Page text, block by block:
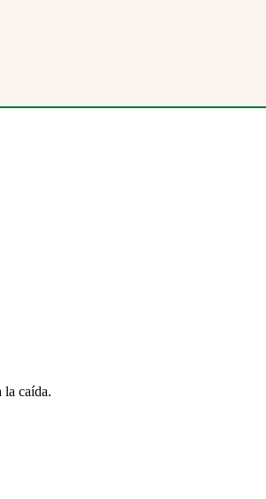
la caída.